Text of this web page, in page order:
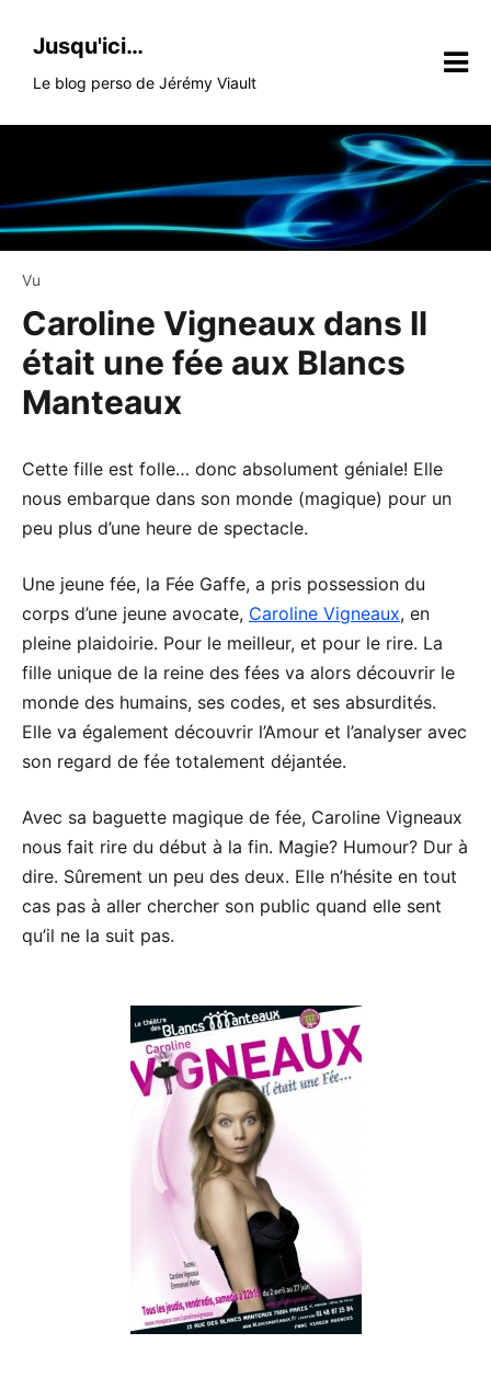
Jusqu'ici…
Le blog perso de Jérémy Viault
Vu
Caroline Vigneaux dans Il
était une fée aux Blancs
Manteaux
Cette fille est folle… donc absolument géniale! Elle
nous embarque dans son monde (magique) pour un
peu plus d’une heure de spectacle.
Une jeune fée, la Fée Gaffe, a pris possession du
corps d’une jeune avocate, Caroline Vigneaux, en
pleine plaidoirie. Pour le meilleur, et pour le rire. La
fille unique de la reine des fées va alors découvrir le
monde des humains, ses codes, et ses absurdités.
Elle va également découvrir l’Amour et l’analyser avec
son regard de fée totalement déjantée.
Avec sa baguette magique de fée, Caroline Vigneaux
nous fait rire du début à la fin. Magie? Humour? Dur à
dire. Sûrement un peu des deux. Elle n’hésite en tout
cas pas à aller chercher son public quand elle sent
qu’il ne la suit pas.